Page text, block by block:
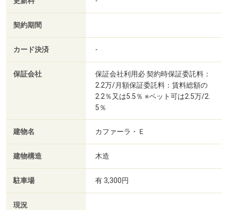
契約期間
カード決済 -
保証会社
保証会社利用必 契約時保証委託料：
2.2万/月額保証委託料：賃料総額の
2.2％又は5.5％ ※ペット可は2.5万/2.
5％
建物名 カファーラ・Ｅ
建物構造 木造
駐車場 有 3,300円
現況